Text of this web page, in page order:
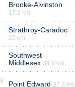
Brooke-Alvinston
17.3 km
Strathroy-Caradoc
27 km
Southwest
Middlesex 34.9 km
Point Edward 37.3 km